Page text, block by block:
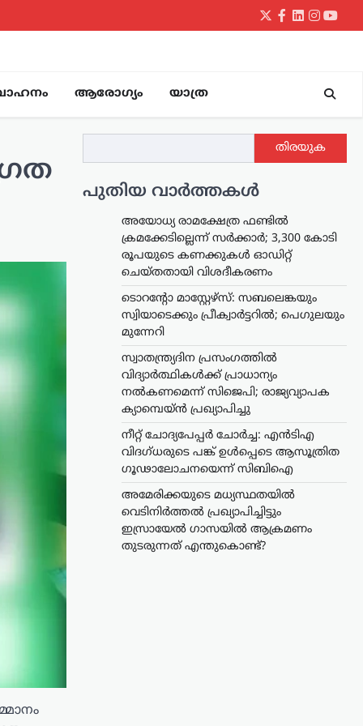
Twitter
Facebook
LinkedIn
ആരോഗ്യം യാത്ര
തിരയുക
പുതിയ വാർത്തകൾ
അയോധ്യ രാമക്ഷേത്ര ഫണ്ടിൽ
ക്രമക്കേടില്ലെന്ന് സർക്കാർ; 3,300 കോടി
രൂപയുടെ കണക്കുകൾ ഓഡിറ്റ്
ചെയ്തതായി വിശദീകരണം
ടൊറന്റോ മാസ്റ്റേഴ്സ്: സബലെങ്കയും
സ്വിയാടെക്കും പ്രീക്വാർട്ടറിൽ; പെഗുലയും
മുന്നേറി
സ്വാതന്ത്ര്യദിന പ്രസംഗത്തിൽ
വിദ്യാർത്ഥികൾക്ക് പ്രാധാന്യം
നൽകണമെന്ന് സിജെപി; രാജ്യവ്യാപക
ക്യാമ്പെയ്ൻ പ്രഖ്യാപിച്ചു
നീറ്റ് ചോദ്യപേപ്പർ ചോർച്ച: എൻടിഎ
വിദഗ്ധരുടെ പങ്ക് ഉൾപ്പെടെ ആസൂത്രിത
ഗൂഢാലോചനയെന്ന് സിബിഐ
അമേരിക്കയുടെ മധ്യസ്ഥതയിൽ
വെടിനിർത്തൽ പ്രഖ്യാപിച്ചിട്ടും
ഇസ്രായേൽ ഗാസയിൽ ആക്രമണം
തുടരുന്നത് എന്തുകൊണ്ട്?